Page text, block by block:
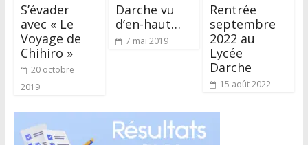
S’évader
avec « Le
Voyage de
Chihiro »
20 octobre
2019
Darche vu
d’en-haut…
7 mai 2019
Rentrée
septembre
2022 au
Lycée
Darche
15 août 2022